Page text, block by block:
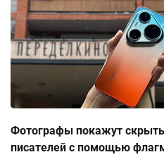
Фотографы покажут
писателей с помощью